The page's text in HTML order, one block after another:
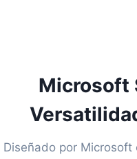
Microsoft
Diseñado por